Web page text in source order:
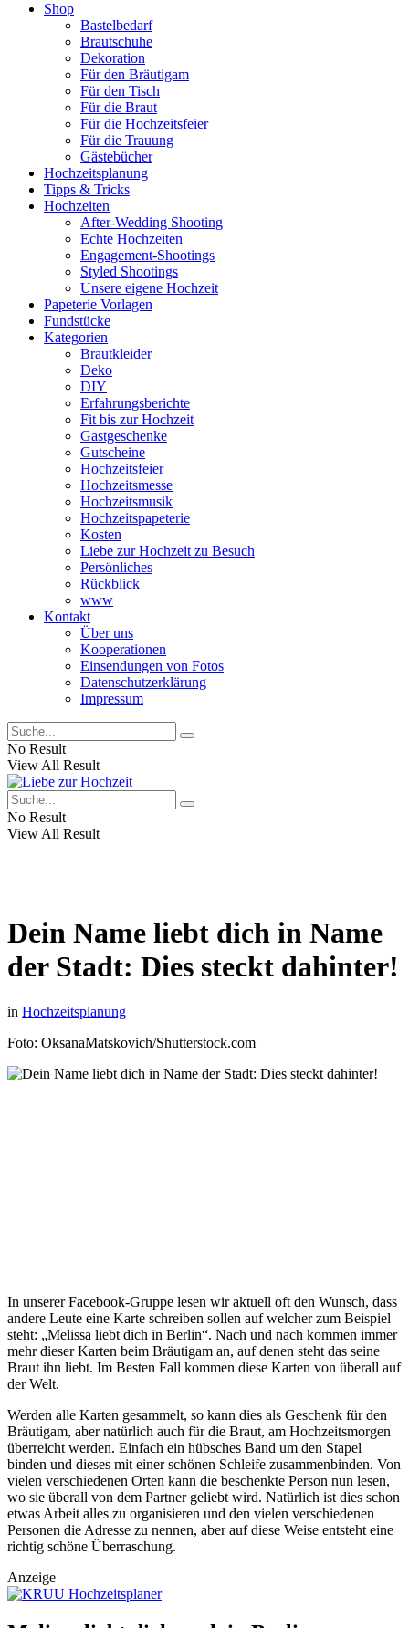
Shop
Bastelbedarf
Brautschuhe
Dekoration
Für den Bräutigam
Für den Tisch
Für die Braut
Für die Hochzeitsfeier
Für die Trauung
Gästebücher
Hochzeitsplanung
Tipps & Tricks
Hochzeiten
After-Wedding Shooting
Echte Hochzeiten
Engagement-Shootings
Styled Shootings
Unsere eigene Hochzeit
Papeterie Vorlagen
Fundstücke
Kategorien
Brautkleider
Deko
DIY
Erfahrungsberichte
Fit bis zur Hochzeit
Gastgeschenke
Gutscheine
Hochzeitsfeier
Hochzeitsmesse
Hochzeitsmusik
Hochzeitspapeterie
Kosten
Liebe zur Hochzeit zu Besuch
Persönliches
Rückblick
www
Kontakt
Über uns
Kooperationen
Einsendungen von Fotos
Datenschutzerklärung
Impressum
No Result
View All Result
No Result
View All Result
Dein Name liebt dich in Name
der Stadt: Dies steckt dahinter!
in Hochzeitsplanung
Foto: OksanaMatskovich/Shutterstock.com
In unserer Facebook-Gruppe lesen wir aktuell oft den Wunsch, dass
andere Leute eine Karte schreiben sollen auf welcher zum Beispiel
steht: „Melissa liebt dich in Berlin“. Nach und nach kommen immer
mehr dieser Karten beim Bräutigam an, auf denen steht das seine
Braut ihn liebt. Im Besten Fall kommen diese Karten von überall auf
der Welt.
Werden alle Karten gesammelt, so kann dies als Geschenk für den
Bräutigam, aber natürlich auch für die Braut, am Hochzeitsmorgen
überreicht werden. Einfach ein hübsches Band um den Stapel
binden und dieses mit einer schönen Schleife zusammenbinden. Von
vielen verschiedenen Orten kann die beschenkte Person nun lesen,
wo sie überall von dem Partner geliebt wird. Natürlich ist dies schon
etwas Arbeit alles zu organisieren und den vielen verschiedenen
Personen die Adresse zu nennen, aber auf diese Weise entsteht eine
richtig schöne Überraschung.
Anzeige